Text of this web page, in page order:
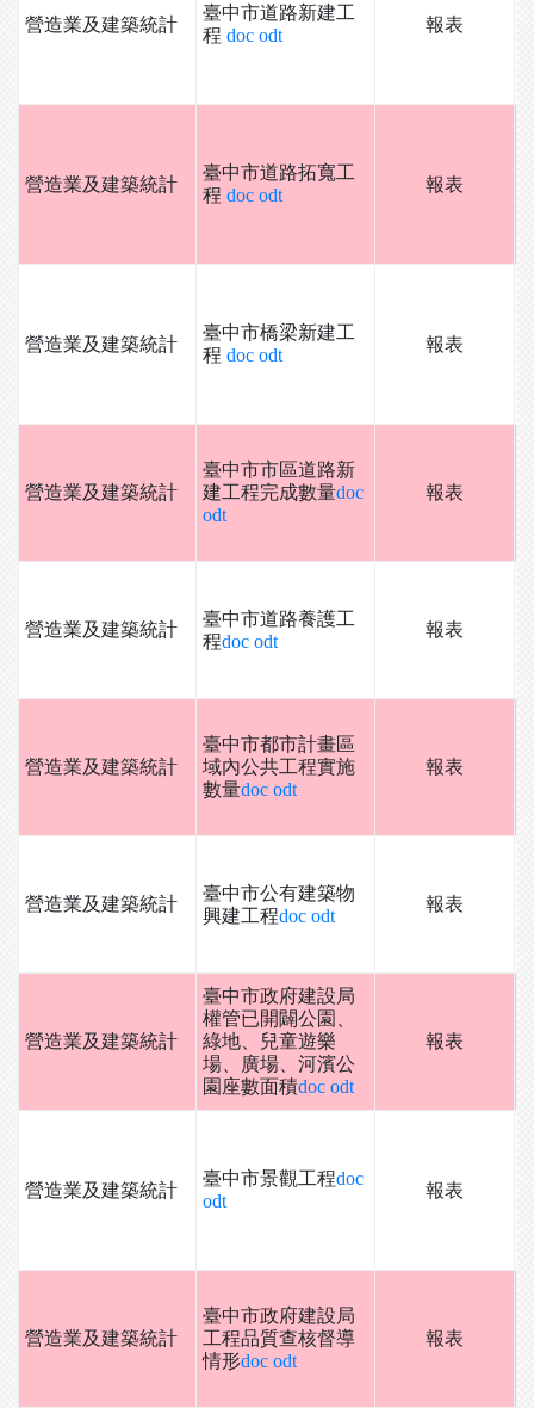
營造業及建築統計
臺中市道路新建工
程 doc odt
報表
營造業及建築統計
臺中市道路拓寬工
程 doc odt
報表
營造業及建築統計
臺中市橋梁新建工
程 doc odt
報表
營造業及建築統計
臺中市市區道路新
建工程完成數量doc
odt
報表
營造業及建築統計
臺中市道路養護工
程doc odt
報表
營造業及建築統計
臺中市都市計畫區
域內公共工程實施
數量doc odt
報表
營造業及建築統計
臺中市公有建築物
興建工程doc odt
報表
營造業及建築統計
臺中市政府建設局
權管已開闢公園、
綠地、兒童遊樂
場、廣場、河濱公
園座數面積doc odt
報表
營造業及建築統計
臺中市景觀工程doc
odt
報表
營造業及建築統計
臺中市政府建設局
工程品質查核督導
情形doc odt
報表